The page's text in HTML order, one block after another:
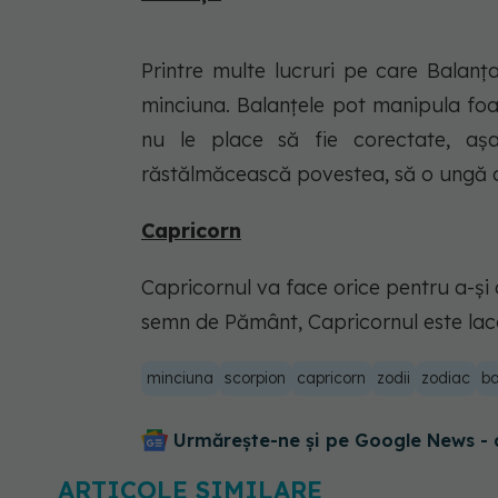
Printre multe lucruri pe care
minciuna. Balanțele pot manipula
nu le place să fie corectate,
răstălmăcească povestea, să o ungă
Capricorn
Capricornul va face orice pentru a-și
semn de Pământ, Capricornul este
minciuna scorpion capricorn zodii zodiac
Urmărește-ne și pe Google News -
ARTICOLE SIMILARE